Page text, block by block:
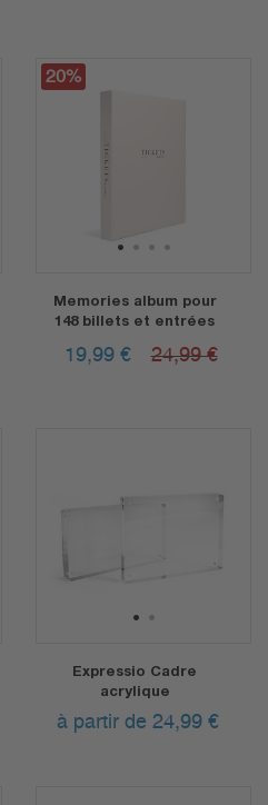
20%
12 3 4
Memories album pour
148 billets et entrées
19,99 € 24,99 €
1 2
Expressio Cadre
acrylique
à partir de 24,99 €